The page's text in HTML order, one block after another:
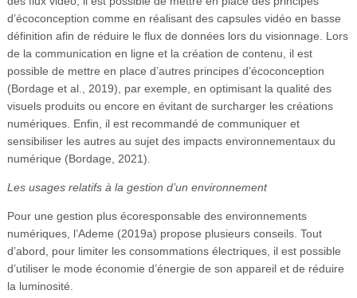
d’écoconception comme en réalisant des capsules vidéo en basse
définition afin de réduire le flux de données lors du visionnage. Lors
de la communication en ligne et la création de contenu, il est
possible de mettre en place d’autres principes d’écoconception
(Bordage et al., 2019), par exemple, en optimisant la qualité des
visuels produits ou encore en évitant de surcharger les créations
numériques. Enfin, il est recommandé de communiquer et
sensibiliser les autres au sujet des impacts environnementaux du
numérique (Bordage, 2021).
Les usages relatifs à la gestion d’un environnement
Pour une gestion plus écoresponsable des environnements
numériques, l’Ademe (2019a) propose plusieurs conseils. Tout
d’abord, pour limiter les consommations électriques, il est possible
d’utiliser le mode économie d’énergie de son appareil et de réduire
la luminosité.